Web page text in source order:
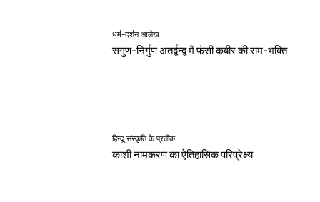
धर्म-दर्शन आलेख
सगुण-निर्गुण अंतर्द्वन्द्व में फंसी कबीर की राम-भक्ति
हिन्दू संस्कृति के प्रतीक
काशी नामकरण का ऐतिहासिक परिप्रेक्ष्य